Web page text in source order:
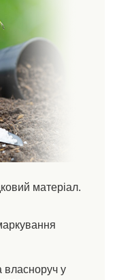
матеріал.
власноруч у